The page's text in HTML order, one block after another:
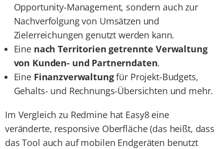
Opportunity-Management, sondern auch zur
Nachverfolgung von Umsätzen und
Zielerreichungen genutzt werden kann.
Eine nach Territorien getrennte Verwaltung
von Kunden- und Partnerndaten.
Eine Finanzverwaltungfür Projekt-Budgets,
Gehalts- und Rechnungs-Übersichten und mehr.
Im Vergleich zu Redmine hat Easy8 eine
veränderte, responsive Oberfläche (das heißt, dass
das Tool auch auf mobilen Endgeräten benutzt